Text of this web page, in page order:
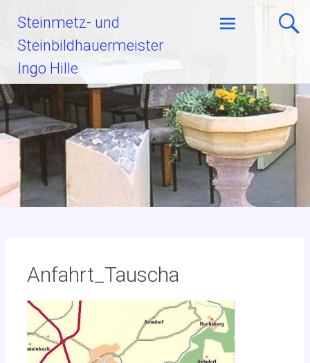
Steinmetz- und
Steinbildhauermeister
Ingo Hille
Zum
Inhalt
Anfahrt_Tauscha